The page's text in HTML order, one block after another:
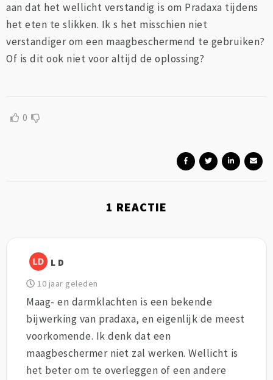
aan dat het wellicht verstandig is om Pradaxa tijdens
het eten te slikken. Ik s het misschien niet
verstandiger om een maagbeschermend te gebruiken?
Of is dit ook niet voor altijd de oplossing?
0
1 REACTIE
L D
10 jaar geleden
Maag- en darmklachten is een bekende
bijwerking van pradaxa, en eigenlijk de meest
voorkomende. Ik denk dat een
maagbeschermer niet zal werken. Wellicht is
het beter om te overleggen of een andere